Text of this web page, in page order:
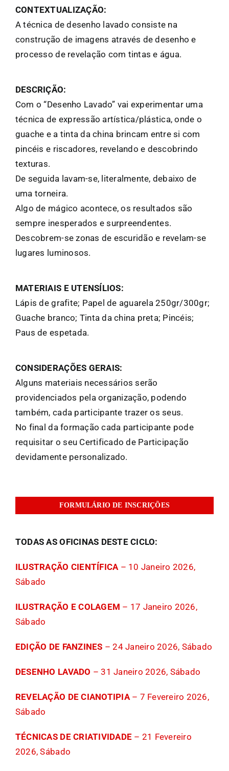
CONTEXTUALIZAÇÃO:
A técnica de desenho lavado consiste na
construção de imagens através de desenho e
processo de revelação com tintas e água.
DESCRIÇÃO:
Com o “Desenho Lavado” vai experimentar uma
técnica de expressão artística/plástica, onde o
guache e a tinta da china brincam entre si com
pincéis e riscadores, revelando e descobrindo
texturas.
De seguida lavam-se, literalmente, debaixo de
uma torneira.
Algo de mágico acontece, os resultados são
sempre inesperados e surpreendentes.
Descobrem-se zonas de escuridão e revelam-se
lugares luminosos.
MATERIAIS E UTENSÍLIOS:
Lápis de grafite; Papel de aguarela 250gr/300gr;
Guache branco; Tinta da china preta; Pincéis;
Paus de espetada.
CONSIDERAÇÕES GERAIS:
Alguns materiais necessários serão
providenciados pela organização, podendo
também, cada participante trazer os seus.
No final da formação cada participante pode
requisitar o seu Certificado de Participação
devidamente personalizado.
FORMULÁRIO DE INSCRIÇÕES
TODAS AS OFICINAS DESTE CICLO:
ILUSTRAÇÃO CIENTÍFICA– 10 Janeiro 2026,
Sábado
ILUSTRAÇÃO E COLAGEM – 17 Janeiro 2026,
Sábado
EDIÇÃO DE FANZINES – 24 Janeiro 2026, Sábado
DESENHO LAVADO – 31 Janeiro 2026, Sábado
REVELAÇÃO DE CIANOTIPIA– 7 Fevereiro 2026,
Sábado
TÉCNICAS DE CRIATIVIDADE – 21 Fevereiro
2026, Sábado